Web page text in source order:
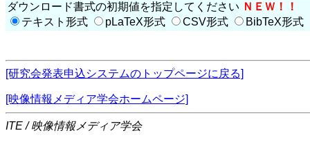
ダウンロード書式の初期値を指定してください ＮＥＷ！！
テキスト形式
pLaTeX形式 CSV形式 BibTeX形式
[研究会発表申込システムのトップページに戻る]
[映像情報メディア学会ホームページ]
ITE / 映像情報メディア学会